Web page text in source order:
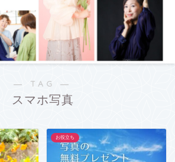
― TAG ―
スマホ写真
お役立ち